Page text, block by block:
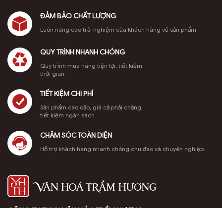
đối, không bị lỗi thời
Lư xông trầm bằng gốm bao gồm 3 bộ phận chính:
Các
chọn
có
trên
ĐẢM BẢO CHẤT LƯỢNG
Luôn nâng cao trải nghiệm của khách hàng về sản phẩm.
QUY TRÌNH NHANH CHÓNG
Quy trình mua hàng tiện lợi, tiết kiệm
thời gian.
TIẾT KIỆM CHI PHÍ
Sản phẩm cao cấp, giá cả phải chăng,
tiết kiệm ngân sách.
CHĂM SÓC TOÀN DIỆN
Hỗ trợ khách hàng nhanh chóng chu đáo và chuyên nghiệp.